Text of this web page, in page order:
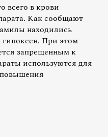
всего в крови
Как сообщают
находились
При этом
запрещенным к
используются для